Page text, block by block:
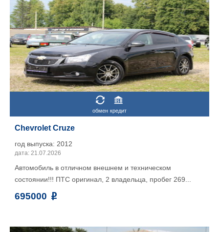
обмен кредит
Chevrolet Cruze
год выпуска: 2012
дата: 21.07.2026
Автомобиль в отличном внешнем и техническом
состоянии!!! ПТС оригинал, 2 владельца, пробег 269...
695000